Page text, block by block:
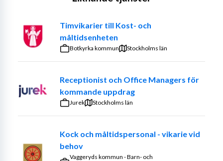
Timvikarier till Kost- och
måltidsenheten
Botkyrka kommun Stockholms län
Receptionist och Office Managers för
kommande uppdrag
Jurek Stockholms län
Kock och måltidspersonal - vikarie vid
behov
Vaggeryds kommun - Barn- och